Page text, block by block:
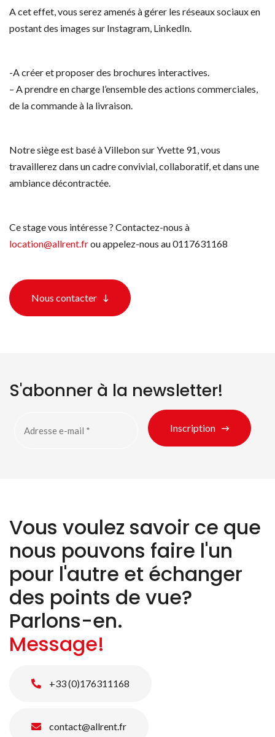
A cet effet, vous serez amenés à gérer les réseaux sociaux en
postant des images sur Instagram, LinkedIn.
-A créer et proposer des brochures interactives.
– A prendre en charge l’ensemble des actions commerciales,
de la commande à la livraison.
Notre siège est basé à Villebon sur Yvette 91, vous
travaillerez dans un cadre convivial, collaboratif, et dans une
ambiance décontractée.
Ce stage vous intéresse ? Contactez-nous à
location@allrent.frou appelez-nous au 0117631168
Nous contacter
S'abonner à la newsletter!
Inscription
Vous voulez savoir ce que
nous pouvons faire l'un
pour l'autre et échanger
des points de vue?
Parlons-en.
Message!
+33 (0)176311168
contact@allrent.fr
Rechercher des produits